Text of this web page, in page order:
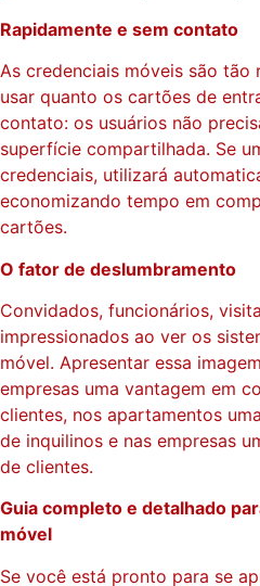
Rapidamente e sem contato
As credenciais móveis são tão
usar quanto os cartões de
contato: os usuários não
superfície compartilhada. Se
credenciais, utilizará
economizando tempo em
cartões.
O fator de deslumbramento
Convidados, funcionários,
impressionados ao ver os
móvel. Apresentar essa
empresas uma vantagem em
clientes, nos apartamentos
de inquilinos e nas empresas
de clientes.
Guia completo e detalhado
móvel
Se você está pronto para se